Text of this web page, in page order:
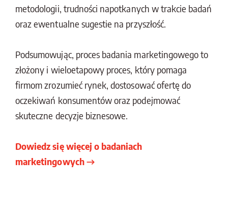
metodologii, trudności napotkanych w trakcie badań
oraz ewentualne sugestie na przyszłość.
Podsumowując, proces badania marketingowego to
złożony i wieloetapowy proces, który pomaga
firmom zrozumieć rynek, dostosować ofertę do
oczekiwań konsumentów oraz podejmować
skuteczne decyzje biznesowe.
Dowiedz się więcej o badaniach
marketingowych →